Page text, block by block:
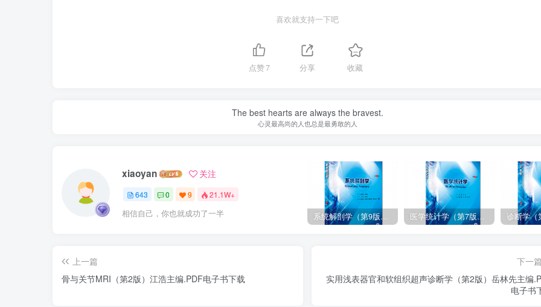
喜欢就支持一下吧
点赞7 分享 收藏
The best hearts are always the bravest.
心灵最高尚的人也总是最勇敢的人
xiaoyan 关注
643 0 9 21.1W+
相信自己，你也就成功了一半 系统解剖学（第9版）丁文龙主编_人卫版教材.PDF电子书下载 医学统计学（第7版）李康主编_人卫版教材.PDF电子书下载
上一篇
骨与关节MRI（第2版）江浩主编.PDF电子书下载
下一
实用浅表器官和软组织超声诊断学（第2版）岳林先主编
电子书